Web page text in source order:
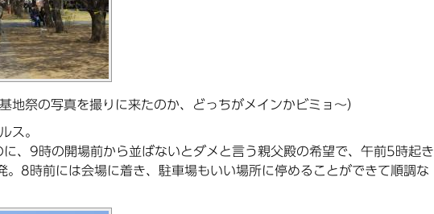
地祭の写真を撮りに来たのか、どっちがメインかビミョ～）
ス。
、9時の開場前から並ばないとダメと言う親父殿の希望で、午前5時起き
。8時前には会場に着き、駐車場もいい場所に停めることができて順調な